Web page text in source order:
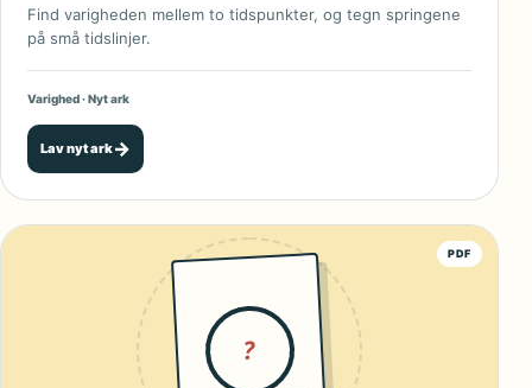
Find varigheden mellem to tidspunkter, og tegn springene
på små tidslinjer.
Varighed · Nyt ark
Lav nyt ark→
PDF
?